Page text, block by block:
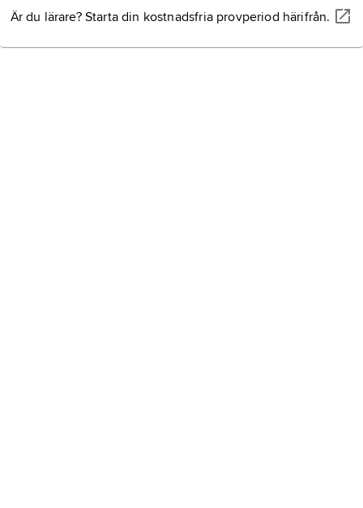
Är du lärare? Starta din kostnadsfria provperiod härifrån.